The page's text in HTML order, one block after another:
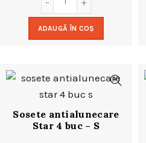
ADAUGĂ ÎN COȘ
Sosete antialunecare
Star 4 buc – S